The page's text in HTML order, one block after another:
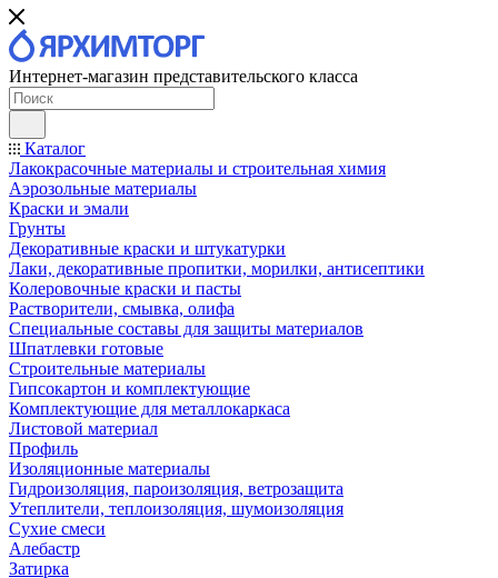
Интернет-магазин представительского класса
Каталог
Лакокрасочные материалы и строительная химия
Аэрозольные материалы
Краски и эмали
Грунты
Декоративные краски и штукатурки
Лаки, декоративные пропитки, морилки, антисептики
Колеровочные краски и пасты
Растворители, смывка, олифа
Специальные составы для защиты материалов
Шпатлевки готовые
Строительные материалы
Гипсокартон и комплектующие
Комплектующие для металлокаркаса
Листовой материал
Профиль
Изоляционные материалы
Гидроизоляция, пароизоляция, ветрозащита
Утеплители, теплоизоляция, шумоизоляция
Сухие смеси
Алебастр
Затирка